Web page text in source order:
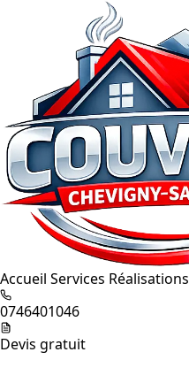
Accueil Services Réalisations
0746401046
Devis gratuit